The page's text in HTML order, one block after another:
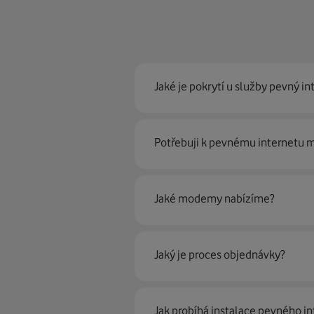
Jaké je pokrytí u služby pevný
Pevný internet můžeme
Potřebuji k pevnému internetu
Ano, potřebujete. Rádi vám ho
poradí naši proškolení prodejci
Jaké modemy nabízíme?
Jaký je proces objednávky?
Krok jedna je určitě ověření
Jak probíhá instalace pevného